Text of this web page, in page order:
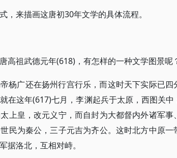
，来描画这唐初30年文学的具体流程。
高祖武德元年(618)，有怎样的一种文学图景呢
杨广还在扬州行宫行乐，而这时天下实际已四
在这年(617)七月，李渊起兵于太原，西图关
上皇，改元义宁，而自封为大都督内外诸军事
民为秦公，三子元吉为齐公。这时北方中原
据洛北，互相对峙。